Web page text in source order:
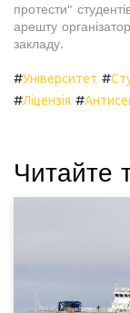
протести"
арешту
закладу.
#Університет #
#Ліцензія #
Читайте